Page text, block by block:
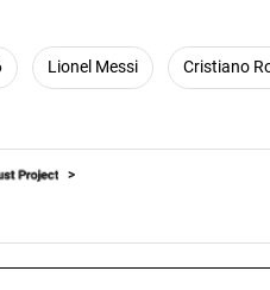
Lionel Messi Cristiano